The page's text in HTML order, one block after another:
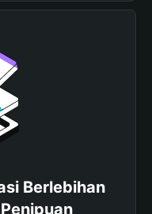
Berlebihan